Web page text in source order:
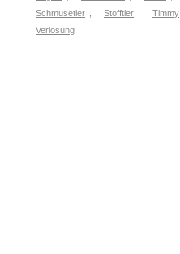
Schmusetier
Stofftier Timmy
Verlosung